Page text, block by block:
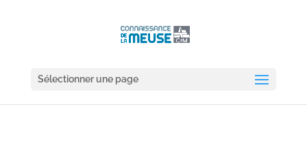
Sélectionner une page